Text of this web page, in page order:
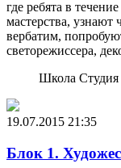
где ребята в
мастерства, узнают
вербатим,
светорежиссера,
Школа Студия
19.07.2015 21:35
Блок 1.